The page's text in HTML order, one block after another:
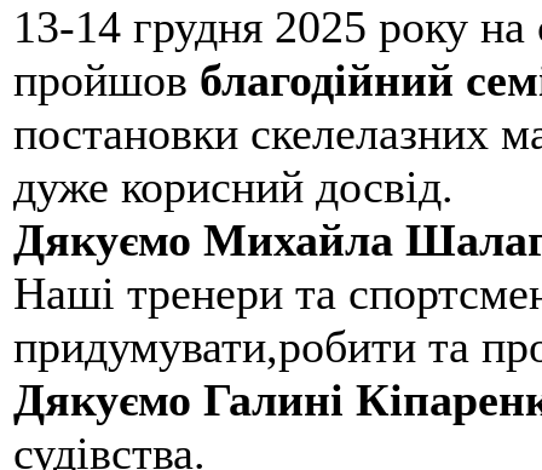
13-14 грудня 2025 року
пройшов благодійний
постановки скелелазних
дуже корисний досвід.
Дякуємо Михайла
Наші тренери та
придумувати,робити та
Дякуємо Галині
судівства.